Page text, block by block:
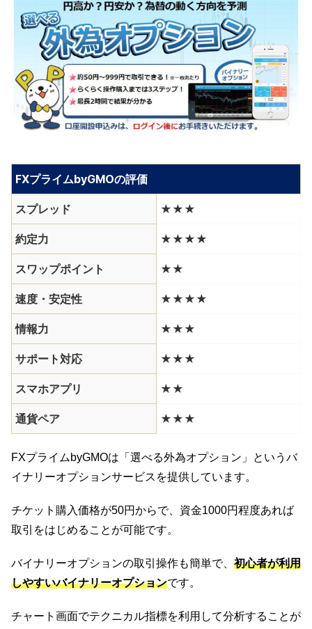
FXプライムbyGMOの評価
スプレッド ★★★
約定力 ★★★★
スワップポイント ★★
速度・安定性 ★★★★
情報力 ★★★
サポート対応 ★★★
スマホアプリ ★★
通貨ペア ★★★
FXプライムbyGMOは「選べる外為オプション」というバ
イナリーオプションサービスを提供しています。
チケット購入価格が50円からで、資金1000円程度あれば
取引をはじめることが可能です。
バイナリーオプションの取引操作も簡単で、 初心者が利用
しやすいバイナリーオプションです。
チャート画面でテクニカル指標を利用して分析することが